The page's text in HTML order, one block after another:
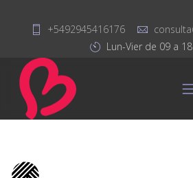
+5492945416176
Lun-Vier de 09 a